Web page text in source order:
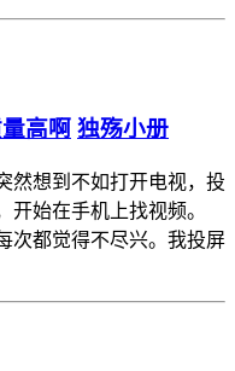
高啊 独殇小册
然想到不如打开电视，投
始在手机上找视频。
次都觉得不尽兴。我投屏